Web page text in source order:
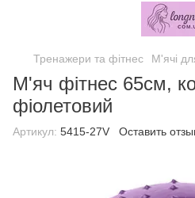
Тренажери та фітнес М'ячі
М'яч фітнес 65см,
фіолетовий
Артикул: 5415-27V Оставить